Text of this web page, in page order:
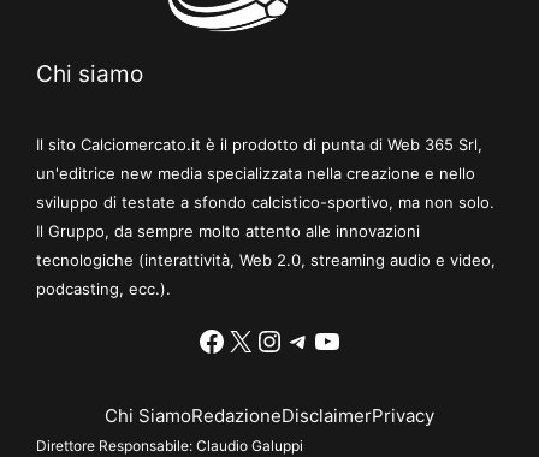
Chi siamo
Il sito Calciomercato.it è il prodotto di punta di Web 365 Srl,
un'editrice new media specializzata nella creazione e nello
sviluppo di testate a sfondo calcistico-sportivo, ma non solo.
Il Gruppo, da sempre molto attento alle innovazioni
tecnologiche (interattività, Web 2.0, streaming audio e video,
podcasting, ecc.).
Facebook
X Instagram
Telegram
YouTube
Chi SiamoRedazioneDisclaimerPrivacy
Direttore Responsabile: Claudio Galuppi